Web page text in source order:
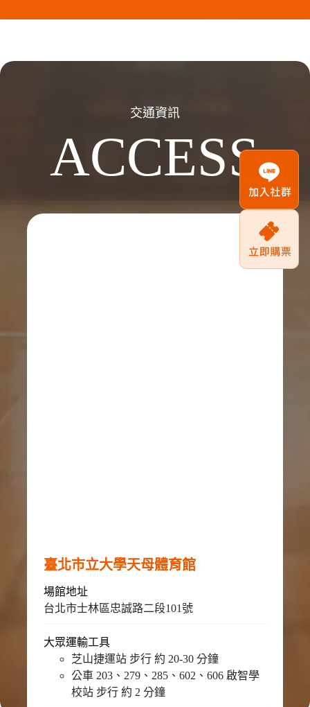
交通資訊
ACCESS
臺北市立大學天母體育館
場館地址
台北市士林區忠誠路二段101號
大眾運輸工具
芝山捷運站 步行 約 20-30 分鐘
公車 203、279、285、602、606 啟智學
校站 步行 約 2 分鐘